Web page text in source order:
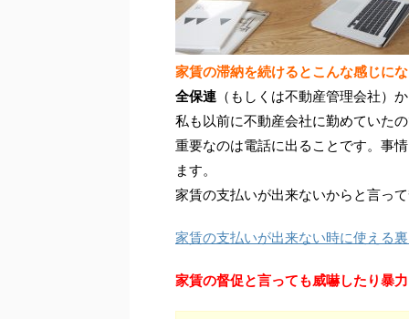
家賃の滞納を続けるとこんな感じに
全保連 （もしくは不動産管理会社）
私も以前に不動産会社に勤めていた
重要なのは電話に出ることです。事
ます。
家賃の支払いが出来ないからと言っ
家賃の支払いが出来ない時に使える
家賃の督促と言っても威嚇したり暴